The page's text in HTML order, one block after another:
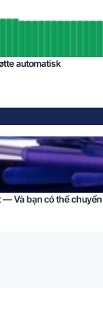
automatisk
— Và bạn có thể chuyển